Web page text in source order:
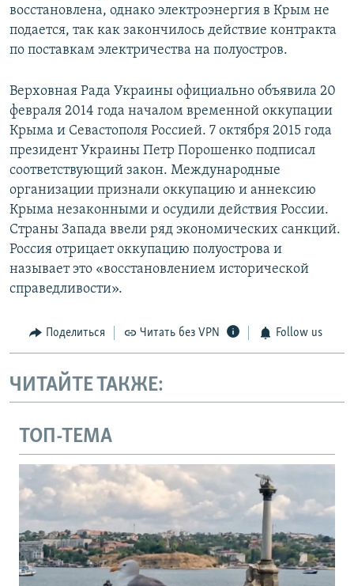
восстановлена, однако электроэнергия в Крым не
подается, так как закончилось действие контракта
по поставкам электричества на полуостров.
Верховная Рада Украины официально объявила 20
февраля 2014 года началом временной оккупации
Крыма и Севастополя Россией. 7 октября 2015 года
президент Украины Петр Порошенко подписал
соответствующий закон. Международные
организации признали оккупацию и аннексию
Крыма незаконными и осудили действия России.
Страны Запада ввели ряд экономических санкций.
Россия отрицает оккупацию полуострова и
называет это «восстановлением исторической
справедливости».
Поделиться Читать без VPN Follow us
ЧИТАЙТЕ ТАКЖЕ:
ТОП-ТЕМА